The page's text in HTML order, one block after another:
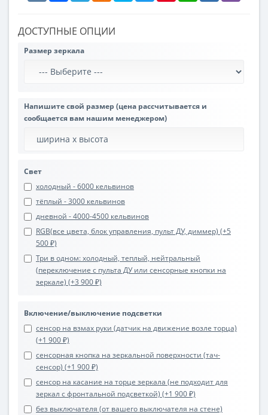
ДОСТУПНЫЕ ОПЦИИ
Размер зеркала
Напишите свой размер (цена рассчитывается и
сообщается вам нашим менеджером)
Свет
холодный - 6000 кельвинов
тёплый - 3000 кельвинов
дневной - 4000-4500 кельвинов
RGB(все цвета, блок управления, пульт ДУ, диммер) (+5
500 ₽)
Три в одном: холодный, теплый, нейтральный
(переключение с пульта ДУ или сенсорные кнопки на
зеркале) (+3 900 ₽)
Включение/выключение подсветки
сенсор на взмах руки (датчик на движение возле торца)
(+1 900 ₽)
сенсорная кнопка на зеркальной поверхности (тач-
сенсор) (+1 900 ₽)
сенсор на касание на торце зеркала (не подходит для
зеркал с фронтальной подсветкой) (+1 900 ₽)
без выключателя (от вашего выключателя на стене)